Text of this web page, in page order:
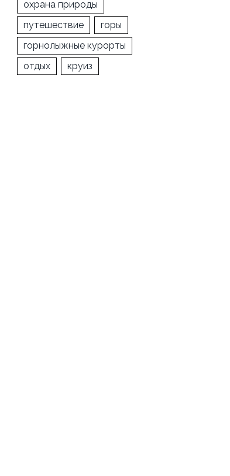
охрана природы
путешествие
горы
горнолыжные курорты
отдых
круиз